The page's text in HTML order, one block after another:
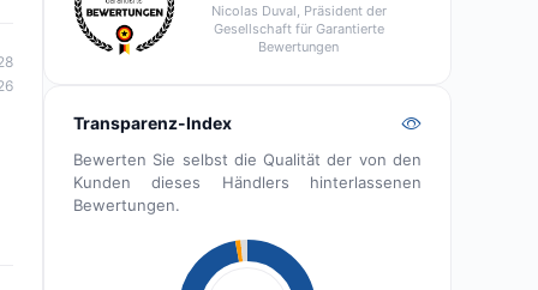
Nicolas Duval, Präsident der
Gesellschaft für Garantierte
Bewertungen
Transparenz-Index
Bewerten Sie selbst die Qualität der von den
Kunden dieses Händlers hinterlassenen
Bewertungen.